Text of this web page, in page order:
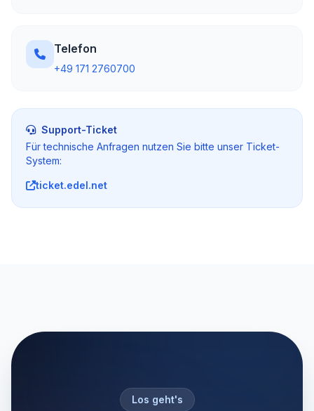
Telefon
+49 171 2760700
Support-Ticket
Für technische Anfragen nutzen Sie bitte unser Ticket-
System:
ticket.edel.net
Los geht's